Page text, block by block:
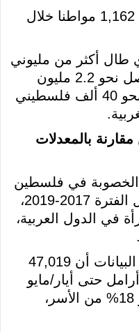
وفي الضفة الغربية، استشهد 1,162 مواطنا خلال
طال أكثر من مليوني
شخص في قطاع غزة، من أصل نحو 2.2 مليون
كانوا يعيشون فيه، فيما نزح نحو 40 ألف فلسطيني
بالمعدلات
الخصوبة في فلسطين
بلغ 3.8 مولود لكل امرأة خلال الفترة 2017-2019،
لكل امرأة في الدول العربية،
وفيما يتعلق بالنساء، أظهرت البيانات أن 47,019
حتى أيار/مايو
2026، فيما ترأس النساء نحو 18% من الأسر،